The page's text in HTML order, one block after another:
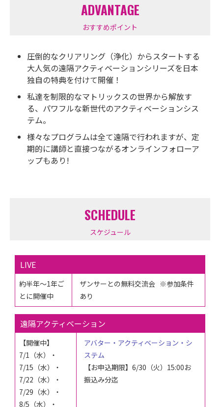
ADVANTAGE
おすすめポイント
圧倒的なクリアリング（浄化）からスタートする
大人気の遠隔アクティベーションシリーズを日本
独自の特典を付けて開催！
私達を制限的なマトリックスの世界から解放す
る、パワフルな新世代のアクティベーションシス
テム。
様々なプログラムは全て遠隔で行われますが、定
期的に講師と直接つながるオンラインフォローア
ップもあり!
SCHEDULE
スケジュール
LIVE
約半年～1年ご
とに開催中
ザンサーとの無料交流会 ※参加条件
あり
遠隔アクティベーション
【開催中】
7/1（水）・
7/15（水）・
7/22（水）・
7/29 （水）
・
8/5（水）・
アバター・アクティベーション・シ
ステム
【お申込期限】6/30（火）15:00お
振込み分迄